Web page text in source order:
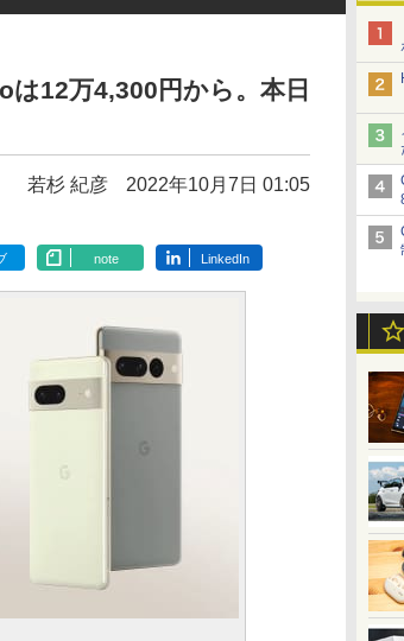
12万4,300円から。本日
若杉 紀彦 2022年10月7日 01:05
note LinkedIn